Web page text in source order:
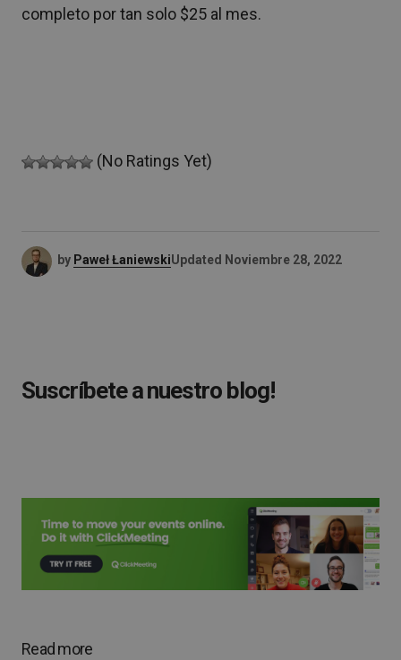
completo por tan solo $25 al mes.
(No Ratings Yet)
by Paweł ŁaniewskiUpdated Noviembre 28, 2022
Suscríbete a nuestro blog!
Read more